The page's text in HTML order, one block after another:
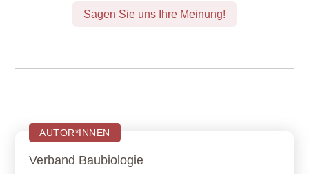
Sagen Sie uns Ihre Meinung!
AUTOR*INNEN
Verband Baubiologie